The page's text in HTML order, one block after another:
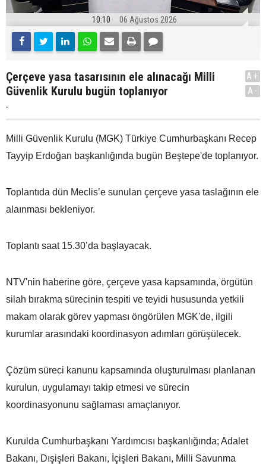
10:10 06 Ağustos 2026
Çerçeve yasa tasarısının ele alınacağı Milli
Güvenlik Kurulu bugün toplanıyor
.
A+
A-
Milli Güvenlik Kurulu (MGK) Türkiye Cumhurbaşkanı Recep
Tayyip Erdoğan başkanlığında bugün Beştepe'de toplanıyor.
Toplantıda dün Meclis’e sunulan çerçeve yasa taslağının ele
alaınması bekleniyor.
Toplantı saat 15.30’da başlayacak.
NTV'nin haberine göre, çerçeve yasa kapsamında, örgütün
silah bırakma sürecinin tespiti ve teyidi hususunda yetkili
makam olarak görev yapması öngörülen MGK'de, ilgili
kurumlar arasındaki koordinasyon adımları görüşülecek.
Çözüm süreci kanunu kapsamında oluşturulması planlanan
kurulun, uygulamayı takip etmesi ve sürecin
koordinasyonunu sağlaması amaçlanıyor.
Kurulda Cumhurbaşkanı Yardımcısı başkanlığında; Adalet
Bakanı, Dışişleri Bakanı, İçişleri Bakanı, Milli Savunma